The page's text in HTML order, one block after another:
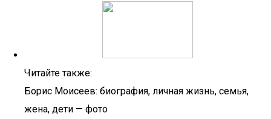
Читайте также:
Борис Моисеев: биография, личная жизнь, семья,
жена, дети — фото